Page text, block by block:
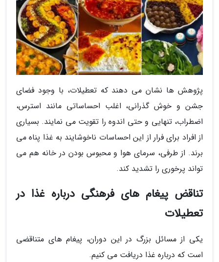
پژوهش ها نشان می دهند که تعطیلات، با وجود فضای
جشن و خوش گذرانی، اغلب احساساتی مانند استرس،
اضطراب، تنهایی و حتی اندوه را تقویت می نمایند. بسیاری
از افراد برای فرار از این احساسات ناخوشایند به غذا پناه می
برند. از طرفی، سرمای هوا و محبوس بودن در خانه هم می
تواند پرخوری را تشدید کند.
تناقض پیغام های فرهنگی درباره غذا در
تعطیلات
یکی از مسائل بزرگ در این دوران، پیغام های متناقضی
است که درباره غذا دریافت می کنیم.